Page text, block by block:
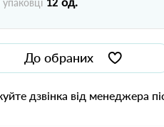
упаковці 12
До обраних
дзвінка від менеджера